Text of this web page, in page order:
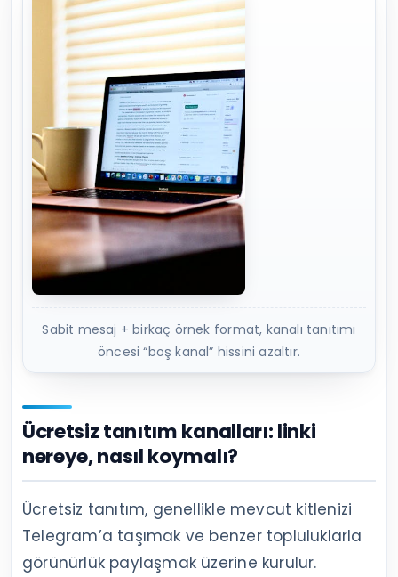
Sabit mesaj + birkaç örnek format, kanalı tanıtımı
öncesi “boş kanal” hissini azaltır.
Ücretsiz tanıtım kanalları: linki
nereye, nasıl koymalı?
Ücretsiz tanıtım, genellikle mevcut kitlenizi
Telegram’a taşımak ve benzer topluluklarla
görünürlük paylaşmak üzerine kurulur.